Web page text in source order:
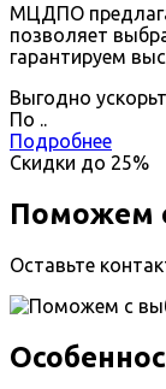
МЦДПО
позволяет
гарантируем
Выгодно
По ..
Подробнее
Скидки до 25%
Поможем
Оставьте